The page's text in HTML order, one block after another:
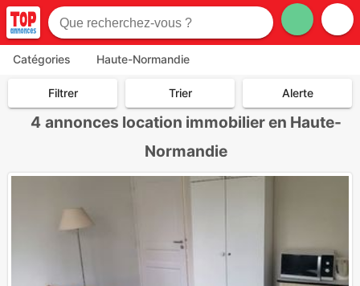
Catégories Haute-Normandie
Filtrer Trier Alerte
4 annonces location immobilier en Haute-
Normandie